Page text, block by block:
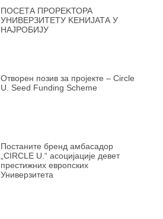
ПОСЕТА ПРОРЕKТОРА
УНИВЕРЗИТЕТУ KЕНИЈАТА У
НАЈРОБИЈУ
Отворен позив за пројекте – Circle
U. Seed Funding Scheme
Постаните бренд амбасадор
„CIRCLE U.“ асоцијације девет
престижних европских
Универзитета